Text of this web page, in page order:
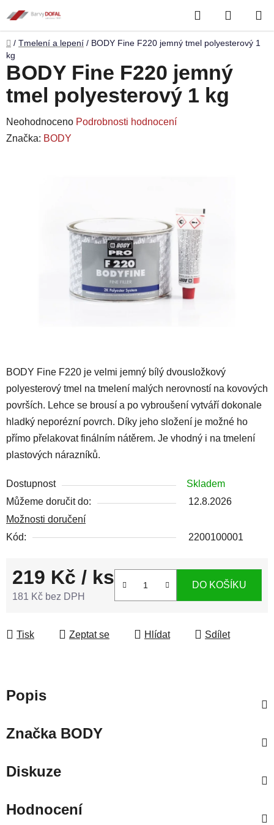
na
obsah
Hledat
KOŠÍK
Domů
/ Tmelení a lepení / BODY Fine F220 jemný tmel polyesterový 1
kg
BODY Fine F220 je velmi jemný bílý dvousložkový
polyesterový tmel na tmelení malých nerovností na kovových
površích. Lehce se brousí a po vybroušení vytváří dokonale
hladký neporézní povrch. Díky jeho složení je možné ho
přímo přelakovat finálním nátěrem. Je vhodný i na tmelení
plastových nárazníků.
Dostupnost
Skladem
Můžeme doručit do:
12.8.2026
Možnosti doručení
Kód:
2200100001
219 Kč / ks
181 Kč bez DPH
DO KOŠÍKU
Tisk Zeptat se Hlídat Sdílet
BODY Fine F220 jemný
tmel polyesterový 1 kg
Průměrné
hodnocení
Neohodnoceno Podrobnosti hodnocení
Značka: BODY
Popis
ZnačkaBODY
Diskuze
Hodnocení